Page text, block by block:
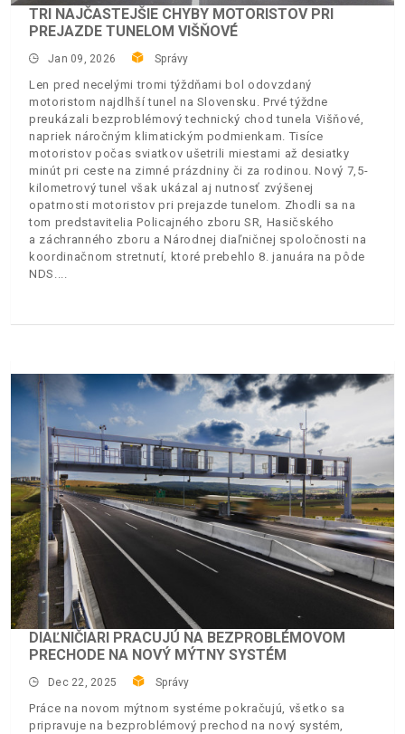
TRI NAJČASTEJŠIE CHYBY MOTORISTOV PRI
PREJAZDE TUNELOM VIŠŇOVÉ
Jan 09, 2026 Správy
Len pred necelými tromi týždňami bol odovzdaný
motoristom najdlhší tunel na Slovensku. Prvé týždne
preukázali bezproblémový technický chod tunela Višňové,
napriek náročným klimatickým podmienkam. Tisíce
motoristov počas sviatkov ušetrili miestami až desiatky
minút pri ceste na zimné prázdniny či za rodinou. Nový 7,5-
kilometrový tunel však ukázal aj nutnosť zvýšenej
opatrnosti motoristov pri prejazde tunelom. Zhodli sa na
tom predstavitelia Policajného zboru SR, Hasičského
a záchranného zboru a Národnej diaľničnej spoločnosti na
koordinačnom stretnutí, ktoré prebehlo 8. januára na pôde
NDS.
DIAĽNIČIARI PRACUJÚ NA BEZPROBLÉMOVOM
PRECHODE NA NOVÝ MÝTNY SYSTÉM
Dec 22, 2025 Správy
Práce na novom mýtnom systéme pokračujú, všetko sa
pripravuje na bezproblémový prechod na nový systém,